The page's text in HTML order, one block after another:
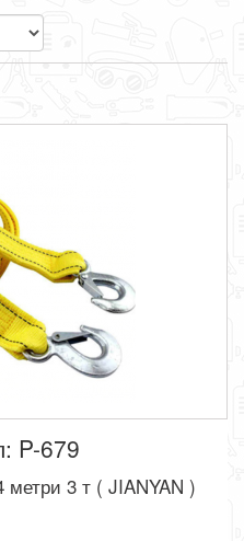
P-679
метри 3 т ( JIANYAN )